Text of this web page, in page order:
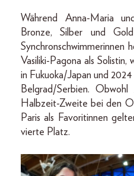
Während Anna-Maria
Bronze, Silber und
Synchronschwimmerinnen
Vasiliki-Pagona als
in Fukuoka/Japan und
Belgrad/Serbien.
Halbzeit-Zweite bei den
Paris als Favoritinnen
vierte Platz.